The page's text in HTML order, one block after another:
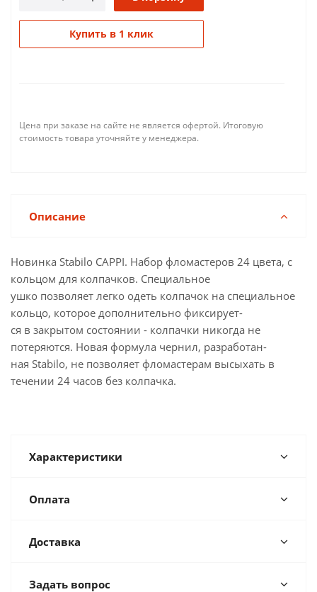
Купить в 1 клик
Цена при заказе на сайте не является офертой. Итоговую
стоимость товара уточняйте у менеджера.
Описание
Новинка Stabilo CAPPI. Набор фломастеров 24 цвета, с
кольцом для колпачков. Специальное
ушко позволяет легко одеть колпачок на специальное
кольцо, которое дополнительно фиксирует-
ся в закрытом состоянии - колпачки никогда не
потеряются. Новая формула чернил, разработан-
ная Stabilo, не позволяет фломастерам высыхать в
течении 24 часов без колпачка.
Характеристики
Оплата
Доставка
Задать вопрос